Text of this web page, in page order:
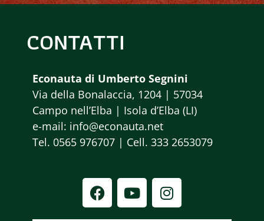
CONTATTI
Econauta di Umberto Segnini
Via della Bonalaccia, 1204 | 57034
Campo nell’Elba | Isola d’Elba (LI)
e-mail: info@econauta.net
Tel. 0565 976707 | Cell. 333 2653079